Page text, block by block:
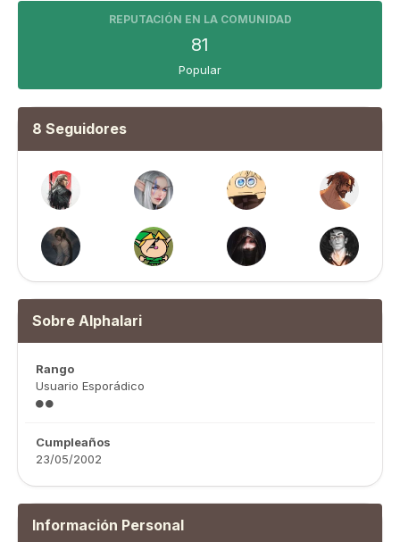
REPUTACIÓN EN LA COMUNIDAD
81
Popular
8 Seguidores
Sobre Alphalari
Rango
Usuario Esporádico
Cumpleaños
23/05/2002
Información Personal